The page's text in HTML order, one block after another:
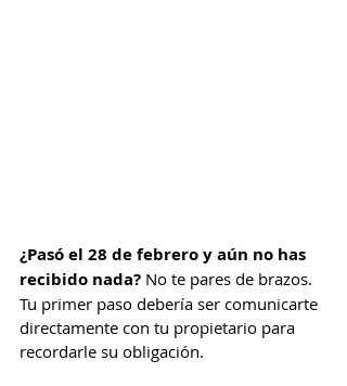
¿Pasó el 28 de febrero y aún no has
recibido nada? No te pares de brazos.
Tu primer paso debería ser comunicarte
directamente con tu propietario para
recordarle su obligación.